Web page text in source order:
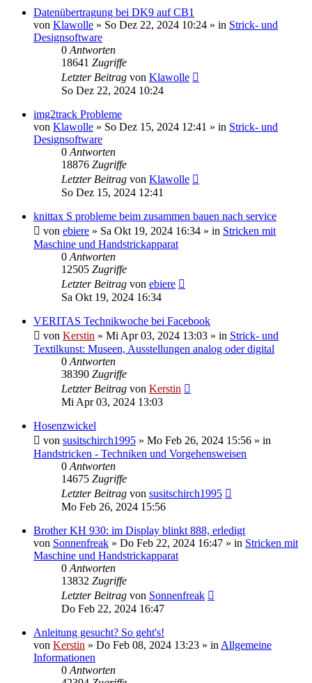
Datenübertragung bei DK9 auf CB1
von Klawolle » So Dez 22, 2024 10:24 » in Strick- und
Designsoftware
0 Antworten
18641 Zugriffe
Letzter Beitrag von Klawolle
So Dez 22, 2024 10:24
img2track Probleme
von Klawolle » So Dez 15, 2024 12:41 » in Strick- und
Designsoftware
0 Antworten
18876 Zugriffe
Letzter Beitrag von Klawolle
So Dez 15, 2024 12:41
knittax S probleme beim zusammen bauen nach service
von ebiere » Sa Okt 19, 2024 16:34 » in Stricken mit
Maschine und Handstrickapparat
0 Antworten
12505 Zugriffe
Letzter Beitrag von ebiere
Sa Okt 19, 2024 16:34
VERITAS Technikwoche bei Facebook
von Kerstin » Mi Apr 03, 2024 13:03 » in Strick- und
Textilkunst: Museen, Ausstellungen analog oder digital
0 Antworten
38390 Zugriffe
Letzter Beitrag von Kerstin
Mi Apr 03, 2024 13:03
Hosenzwickel
von susitschirch1995 » Mo Feb 26, 2024 15:56 » in
Handstricken - Techniken und Vorgehensweisen
0 Antworten
14675 Zugriffe
Letzter Beitrag von susitschirch1995
Mo Feb 26, 2024 15:56
Brother KH 930: im Display blinkt 888, erledigt
von Sonnenfreak » Do Feb 22, 2024 16:47 » in Stricken mit
Maschine und Handstrickapparat
0 Antworten
13832 Zugriffe
Letzter Beitrag von Sonnenfreak
Do Feb 22, 2024 16:47
Anleitung gesucht? So geht's!
von Kerstin » Do Feb 08, 2024 13:23 » in Allgemeine
Informationen
0 Antworten